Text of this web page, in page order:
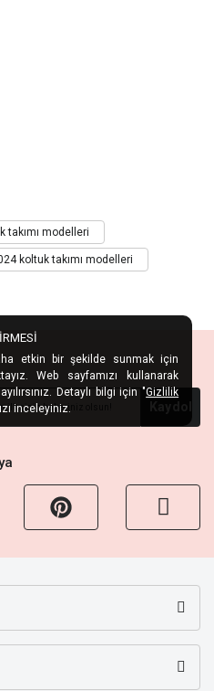
takımı modelleri
koltuk takımı modelleri
etkin bir şekilde sunmak için
Web sayfamızı kullanarak
Detaylı bilgi için "Gizlilik
inceleyiniz.